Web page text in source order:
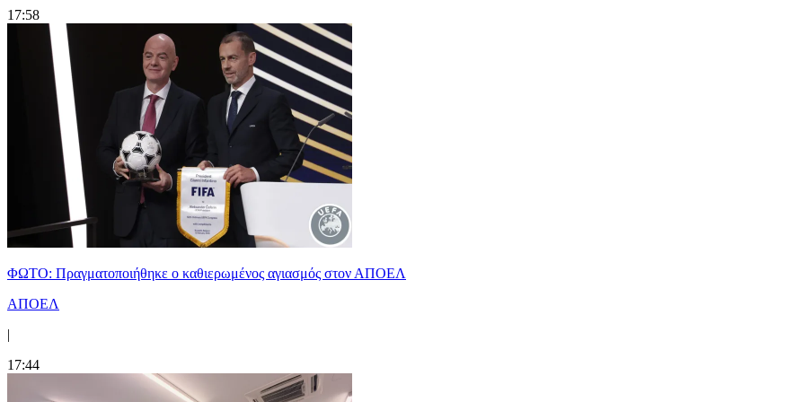
17:58
ΦΩΤΟ: Πραγματοποιήθηκε ο καθιερωμένος αγιασμός στον ΑΠΟΕΛ
ΑΠΟΕΛ
|
17:44